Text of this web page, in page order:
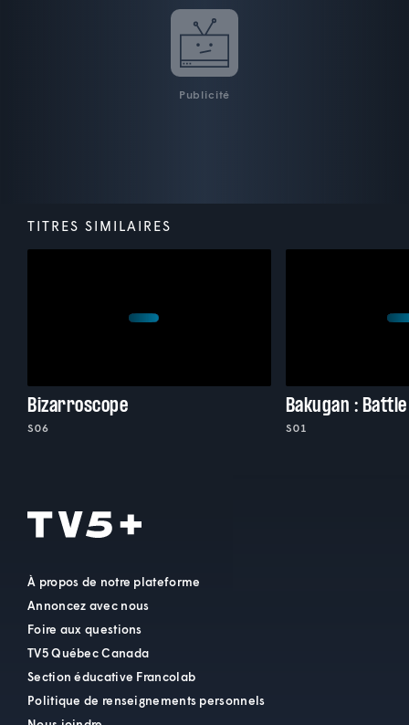
Publicité
TITRES SIMILAIRES
Bizarroscope
S06
Bakugan :
S01
À propos de notre plateforme
Annoncez avec nous
Foire aux questions
TV5 Québec Canada
Section éducative Francolab
Politique de renseignements personnels